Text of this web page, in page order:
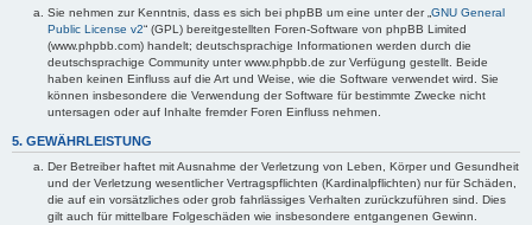
Sie nehmen zur Kenntnis, dass es sich bei phpBB um eine unter der „ GNU General
Public License v2“ (GPL) bereitgestellten Foren-Software von phpBB Limited
(www.phpbb.com) handelt; deutschsprachige Informationen werden durch die
deutschsprachige Community unter www.phpbb.de zur Verfügung gestellt. Beide
haben keinen Einfluss auf die Art und Weise, wie die Software verwendet wird. Sie
können insbesondere die Verwendung der Software für bestimmte Zwecke nicht
untersagen oder auf Inhalte fremder Foren Einfluss nehmen.
5. GEWÄHRLEISTUNG
Der Betreiber haftet mit Ausnahme der Verletzung von Leben, Körper und Gesundheit
und der Verletzung wesentlicher Vertragspflichten (Kardinalpflichten) nur für Schäden,
die auf ein vorsätzliches oder grob fahrlässiges Verhalten zurückzuführen sind. Dies
gilt auch für mittelbare Folgeschäden wie insbesondere entgangenen Gewinn.